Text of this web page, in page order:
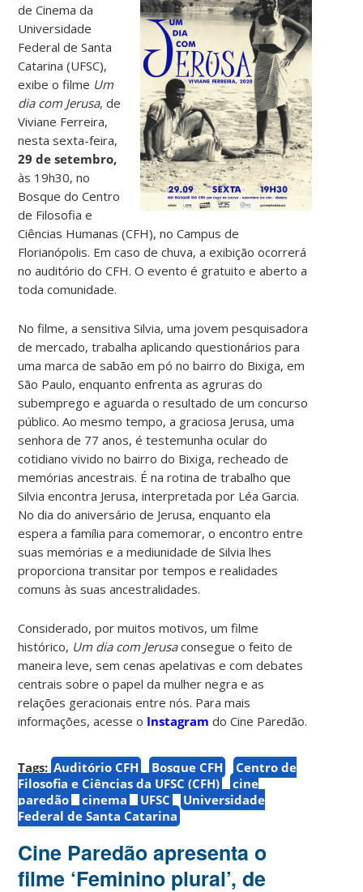
de Cinema da
Universidade
Federal de Santa
Catarina (UFSC),
exibe o filme Um
dia com Jerusa, de
Viviane Ferreira,
nesta sexta-feira,
29 de setembro,
às 19h30, no
Bosque do Centro
de Filosofia e
Ciências Humanas (CFH), no Campus de
Florianópolis. Em caso de chuva, a exibição ocorrerá
no auditório do CFH. O evento é gratuito e aberto a
toda comunidade.
No filme, a sensitiva Silvia, uma jovem pesquisadora
de mercado, trabalha aplicando questionários para
uma marca de sabão em pó no bairro do Bixiga, em
São Paulo, enquanto enfrenta as agruras do
subemprego e aguarda o resultado de um concurso
público. Ao mesmo tempo, a graciosa Jerusa, uma
senhora de 77 anos, é testemunha ocular do
cotidiano vivido no bairro do Bixiga, recheado de
memórias ancestrais. É na rotina de trabalho que
Silvia encontra Jerusa, interpretada por Léa Garcia.
No dia do aniversário de Jerusa, enquanto ela
espera a família para comemorar, o encontro entre
suas memórias e a mediunidade de Silvia lhes
proporciona transitar por tempos e realidades
comuns às suas ancestralidades.
Considerado, por muitos motivos, um filme
histórico, Um diacom Jerusaconsegue o feito de
maneira leve, sem cenas apelativas e com debates
centrais sobre o papel da mulher negra e as
relações geracionais entre nós. Para mais
informações, acesse o Instagram do Cine Paredão.
Tags: Auditório CFH Bosque CFH
Centro de
Filosofia e Ciências da UFSC (CFH)
cine
paredão
cinema UFSC
Universidade
Federal de Santa Catarina
Cine Paredão apresenta o
filme ‘Feminino plural’, de